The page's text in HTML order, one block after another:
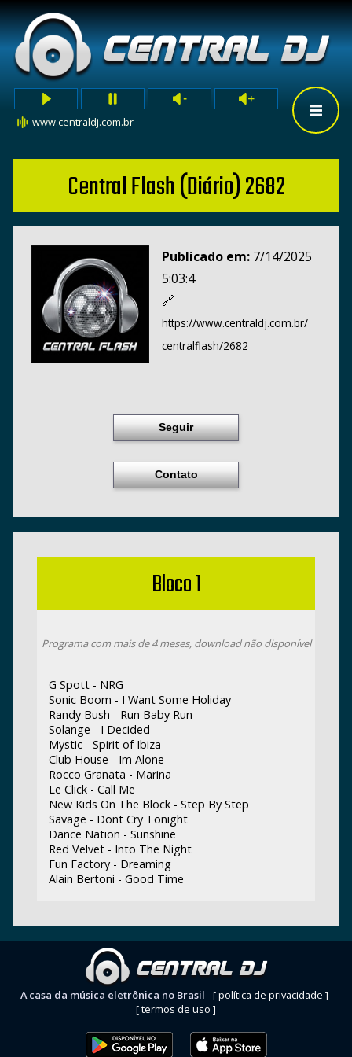
www.centraldj.com.br
Central Flash (Diário) 2682
Publicado em: 7/14/2025
5:03:4
🔗
https://www.centraldj.com.br/
centralflash/2682
Seguir
Contato
Bloco 1
Programa com mais de 4 meses, download não disponível
G Spott - NRG
Sonic Boom - I Want Some Holiday
Randy Bush - Run Baby Run
Solange - I Decided
Mystic - Spirit of Ibiza
Club House - Im Alone
Rocco Granata - Marina
Le Click - Call Me
New Kids On The Block - Step By Step
Savage - Dont Cry Tonight
Dance Nation - Sunshine
Red Velvet - Into The Night
Fun Factory - Dreaming
Alain Bertoni - Good Time
A casa da música eletrônica no Brasil -[ política de privacidade ] -
[ termos de uso ]